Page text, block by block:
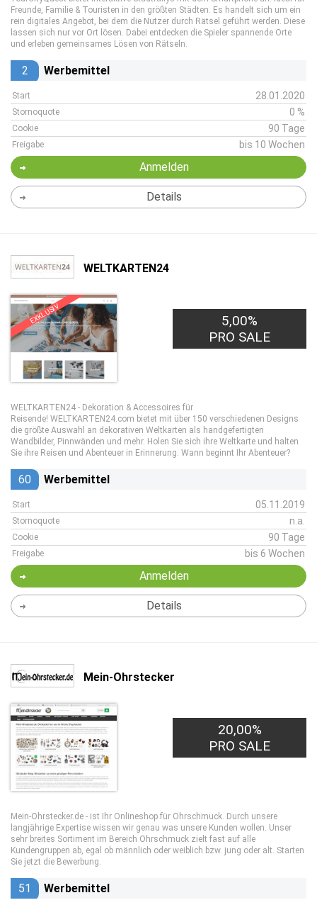
Freunde, Familie & Touristen in den größten Städten. Es handelt sich um ein
rein digitales Angebot, bei dem die Nutzer durch Rätsel geführt werden. Diese
lassen sich nur vor Ort lösen. Dabei entdecken die Spieler spannende Orte
und erleben gemeinsames Lösen von Rätseln.
2 Werbemittel
Start 28.01.2020
Stornoquote 0 %
Cookie 90 Tage
Freigabe bis 10 Wochen
Anmelden
Details
WELTKARTEN24
EXKLUSIV
5,00%
PRO SALE
WELTKARTEN24 - Dekoration & Accessoires für
Reisende! WELTKARTEN24.com bietet mit über 150 verschiedenen Designs
die größte Auswahl an dekorativen Weltkarten als handgefertigten
Wandbilder, Pinnwänden und mehr. Holen Sie sich ihre Weltkarte und halten
Sie ihre Reisen und Abenteuer in Erinnerung. Wann beginnt Ihr Abenteuer?
60 Werbemittel
Start 05.11.2019
Stornoquote n.a.
Cookie 90 Tage
Freigabe bis 6 Wochen
Anmelden
Details
Mein-Ohrstecker
20,00%
PRO SALE
Mein-Ohrstecker.de - ist Ihr Onlineshop für Ohrschmuck. Durch unsere
langjährige Expertise wissen wir genau was unsere Kunden wollen. Unser
sehr breites Sortiment im Bereich Ohrschmuck zielt fast auf alle
Kundengruppen ab, egal ob männlich oder weiblich bzw. jung oder alt. Starten
Sie jetzt die Bewerbung.
51 Werbemittel